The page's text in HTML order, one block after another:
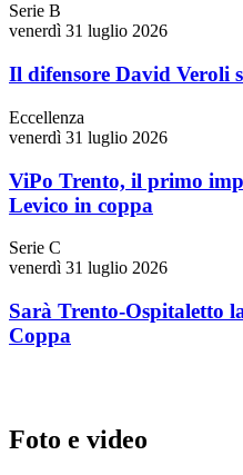
Serie B
venerdì 31 luglio 2026
Il difensore David Veroli
Eccellenza
venerdì 31 luglio 2026
ViPo Trento, il primo
Levico in coppa
Serie C
venerdì 31 luglio 2026
Sarà Trento-Ospitaletto
Coppa
Foto e video